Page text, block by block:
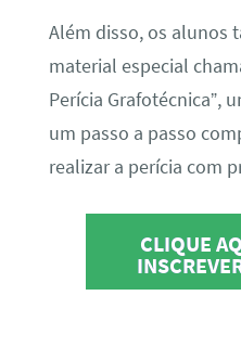
Além disso, os alunos
material especial
Perícia Grafotécnica”,
um passo a passo
realizar a perícia com
CLIQUE